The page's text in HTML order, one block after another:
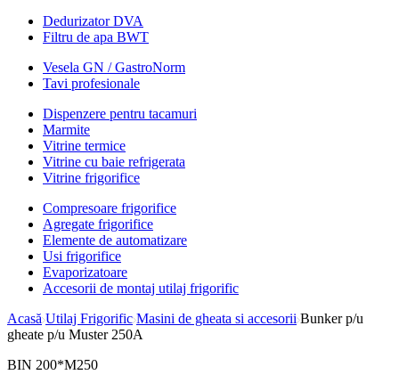
Dedurizator DVA
Filtru de apa BWT
Vesela GN / GastroNorm
Tavi profesionale
Dispenzere pentru tacamuri
Marmite
Vitrine termice
Vitrine cu baie refrigerata
Vitrine frigorifice
Compresoare frigorifice
Agregate frigorifice
Elemente de automatizare
Usi frigorifice
Evaporizatoare
Accesorii de montaj utilaj frigorific
Acasă Utilaj Frigorific Masini de gheata si accesorii Bunker p/u
gheate p/u Muster 250A
BIN 200*M250